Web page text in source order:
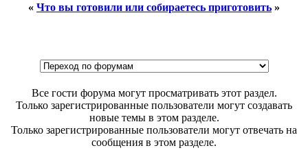
« Что вы готовили или собираетесь приготовить »
Все гости форума могут просматривать этот раздел.
Только зарегистрированные пользователи могут создавать
новые темы в этом разделе.
Только зарегистрированные пользователи могут отвечать на
сообщения в этом разделе.